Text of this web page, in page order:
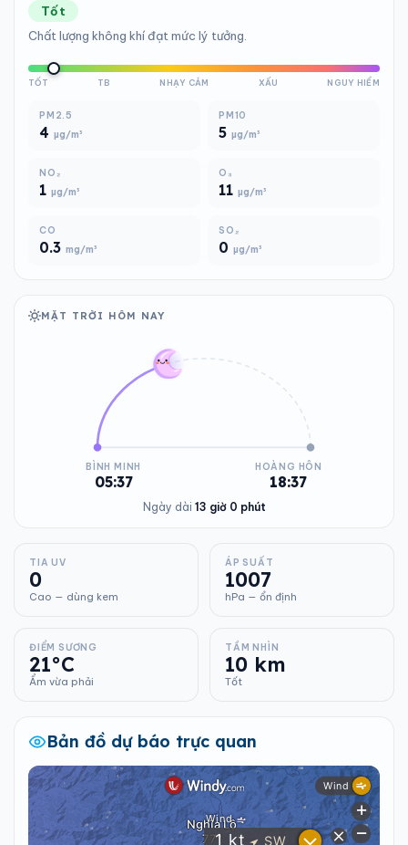
Tốt
Chất lượng không khí đạt mức lý tưởng.
TỐT TB NHẠY CẢM XẤU NGUY HIỂM
PM2.5
4 µg/m³
PM10
5 µg/m³
NO₂
1 µg/m³
O₃
11 µg/m³
CO
0.3 mg/m³
SO₂
0 µg/m³
MẶT TRỜI HÔM NAY
BÌNH MINH
05:37
HOÀNG HÔN
18:37
Ngày dài 13 giờ 0 phút
TIA UV
0
Cao — dùng kem
ÁP SUẤT
1007
hPa — ổn định
ĐIỂM SƯƠNG
21°C
Ẩm vừa phải
TẦM NHÌN
10 km
Tốt
Bản đồ dự báo trực quan